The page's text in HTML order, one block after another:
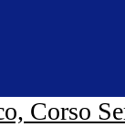
Corso